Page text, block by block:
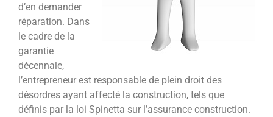
d’en demander
réparation. Dans
le cadre de la
garantie
décennale,
l’entrepreneur est responsable de plein droit des
désordres ayant affecté la construction, tels que
définis par la loi Spinetta sur l’assurance construction.